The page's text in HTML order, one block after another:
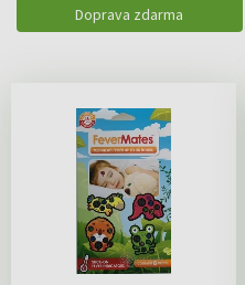
Doprava zdarma